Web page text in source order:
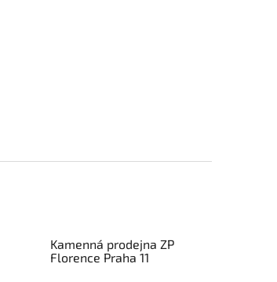
Kamenná prodejna ZP
Florence Praha 11